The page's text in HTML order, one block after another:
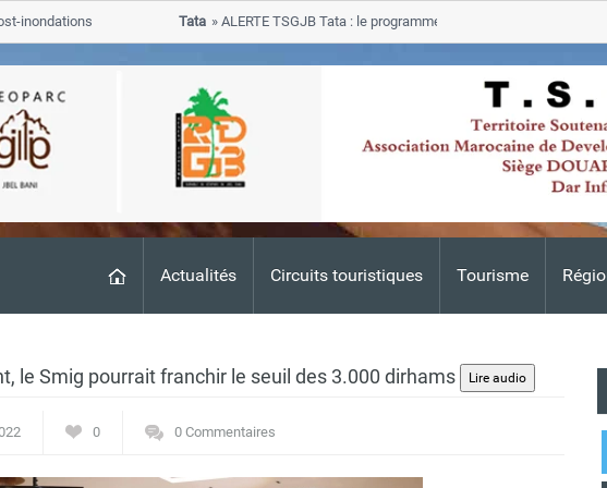
Actualités Circuits touristiques Tourisme
ALERTE TSGJB Tata : le programme de rehabilitation post-
progresse dans les zones sinistrees
le Smig pourrait franchir le seuil des 3.000 dirhams
0 0 Commentaires